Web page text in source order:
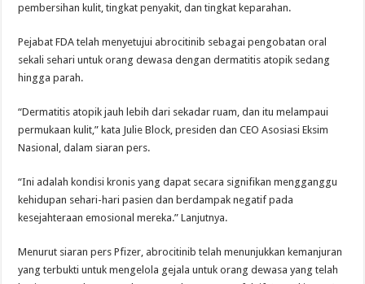
pembersihan kulit, tingkat penyakit, dan tingkat keparahan.
Pejabat FDA telah menyetujui abrocitinib sebagai pengobatan oral
sekali sehari untuk orang dewasa dengan dermatitis atopik sedang
hingga parah.
“Dermatitis atopik jauh lebih dari sekadar ruam, dan itu melampaui
permukaan kulit,” kata Julie Block, presiden dan CEO Asosiasi Eksim
Nasional, dalam siaran pers.
“Ini adalah kondisi kronis yang dapat secara signifikan mengganggu
kehidupan sehari-hari pasien dan berdampak negatif pada
kesejahteraan emosional mereka.” Lanjutnya.
Menurut siaran pers Pfizer, abrocitinib telah menunjukkan kemanjuran
yang terbukti untuk mengelola gejala untuk orang dewasa yang telah